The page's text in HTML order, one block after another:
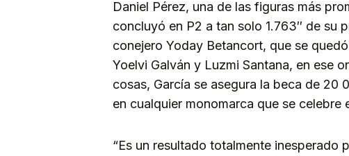
Daniel Pérez, una de las figuras más
concluyó en P2 a tan solo 1.763″ de su
conejero Yoday Betancort, que se
Yoelvi Galván y Luzmi Santana, en ese
cosas, García se asegura la beca de
en cualquier monomarca que se celebre
“Es un resultado totalmente inesperado